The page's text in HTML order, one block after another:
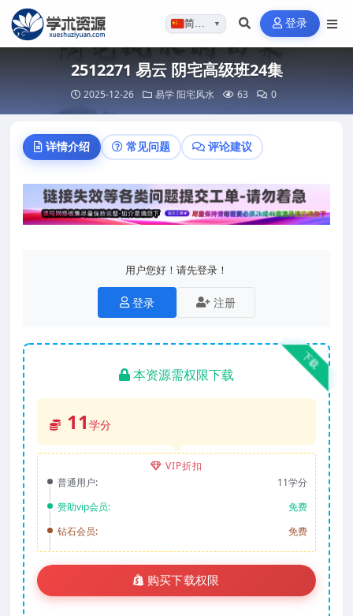
简体…▼ 登录
2512271 易云 阴宅高级班24集
2025-12-26 易学 阳宅风水 63 0
详情介绍 常见问题 评论建议
用户您好！请先登录！
登录 注册
下载
本资源需权限下载
11 学分
VIP折扣
普通用户:
11学分
赞助vip会员:
免费
钻石会员:
免费
购买下载权限